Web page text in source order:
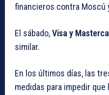
financieros contra Moscú
El sábado,Visa y
similar.
En los últimos días, las
medidas para impedir